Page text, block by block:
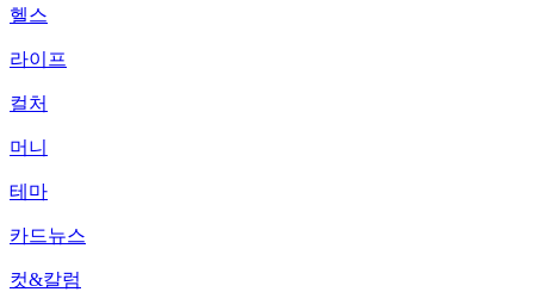
헬스
라이프
컬처
머니
테마
카드뉴스
컷&칼럼